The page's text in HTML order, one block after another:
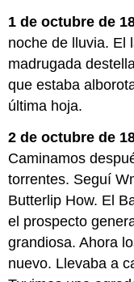
1 de octubre de
noche de lluvia. El
madrugada
que estaba
última hoja.
2 de octubre de
Caminamos
torrentes. Seguí
Butterlip How. El
el prospecto
grandiosa. Ahora
nuevo. Llevaba a